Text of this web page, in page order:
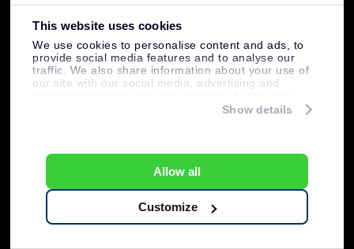
This website uses cookies
We use cookies to personalise content and ads, to
provide social media features and to analyse our
traffic. We also share information about your use of
our site with our social media, advertising and
information that you’ve provided to them or that
Show details
Allow all
Customize
11. 황도 십이궁은 중세의 스테인드 글라
스에서 발견됩니다. 프랑스의 Angers
Cathedral을 예로 들 수 있겠습니다. 이
교회 안에 있는 스테인드 글라스에는 12
희미한 삼각형 모양의 부드러운 빛은 밤
하늘에 흰색으로 빛납니다. 이 빛은 태양